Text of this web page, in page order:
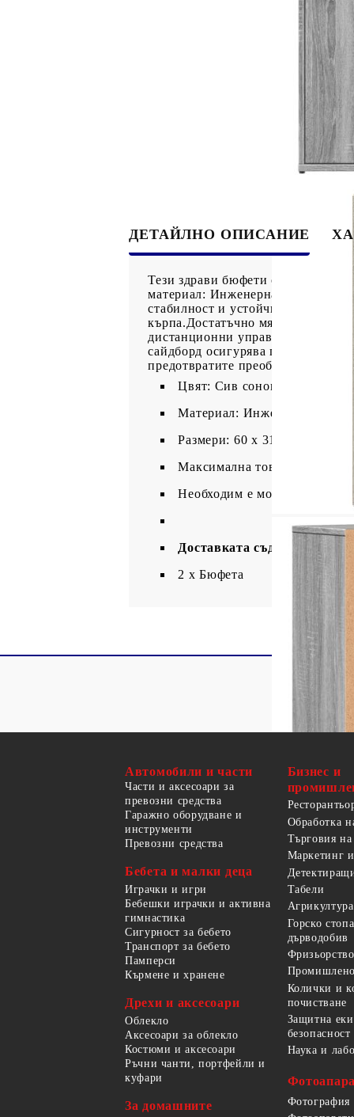
ДЕТАЙЛНО ОПИСАНИЕ
Тези здрави бюфети са
материал: Инженерната
стабилност и устойчивост на
кърпа.Достатъчно място за
дистанционни управления и
сайдборд осигурява повече
предотвратите преобръщане,
Цвят: Сив сонома
Материал: Инженерно дърво
Размери: 60 x 31 x 70 см (Ш
Максимална
Необходим е монтаж
Доставката съдържа:
2 x Бюфета
Автомобили и части
Части и аксесоари за
превозни средства
Гаражно оборудване и
инструменти
Превозни средства
Бебета и малки деца
Играчки и игри
Бебешки играчки и активна
гимнастика
Сигурност за бебето
Транспорт за бебето
Памперси
Кърмене и хранене
Дрехи и аксесоари
Облекло
Аксесоари за облекло
Костюми и аксесоари
Ръчни чанти, портфейли и
куфари
За домашните
Бизнес и
Обработка
Търговия
Маркетинг
Табели
Агрикултура
Горско
дърводобив
Колички и
почистване
Защитна
Наука и
Фотография